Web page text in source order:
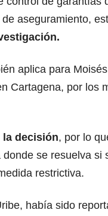
aseguramiento,
aplica para
Cartagena, por los
la decisión, por lo
se resuelva si
restrictiva.
había sido